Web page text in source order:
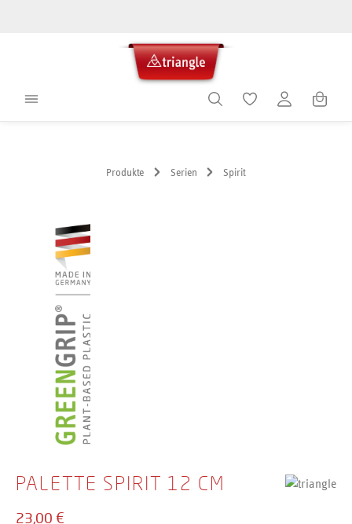
Produkte Serien Spirit
PALETTE SPIRIT 12 CM
23,00 €